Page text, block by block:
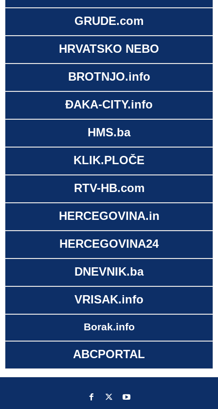
GRUDE.com
HRVATSKO NEBO
BROTNJO.info
ĐAKA-CITY.info
HMS.ba
KLIK.PLOČE
RTV-HB.com
HERCEGOVINA.in
HERCEGOVINA24
DNEVNIK.ba
VRISAK.info
Borak.info
ABCPORTAL